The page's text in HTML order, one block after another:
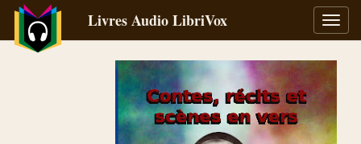
la
Livres Audio LibriVox